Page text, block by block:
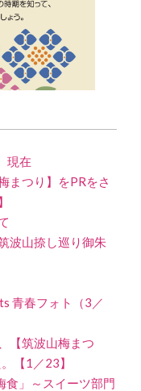
現在
まつり】をPRをさ
波山捺し巡り御朱
青春フォト（3／
【筑波山梅まつ
【1／23】
食」～スイーツ部門